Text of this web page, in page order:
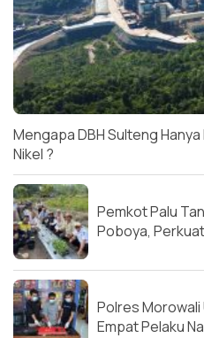
Mengapa DBH Sulteng
Nikel ?
Pemkot Palu
Poboya,
Polres Morowali
Empat Pelaku